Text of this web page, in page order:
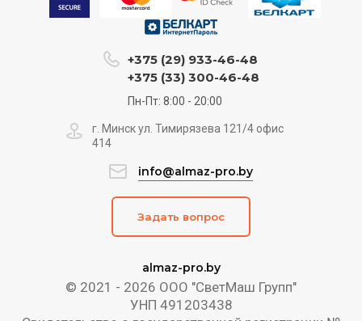
almaz-pro.by
© 2021 - 2026 ООО "СветМаш Групп"
УНП 491203438
+375 (29) 933-46-48
+375 (33) 300-46-48
Пн-Пт: 8:00 - 20:00
г. Минск ул. Тимирязева 121/4 офис
414
info@almaz-pro.by
Задать вопрос